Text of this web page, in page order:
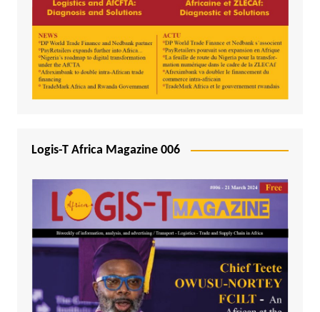
Logis-T Africa Magazine 006